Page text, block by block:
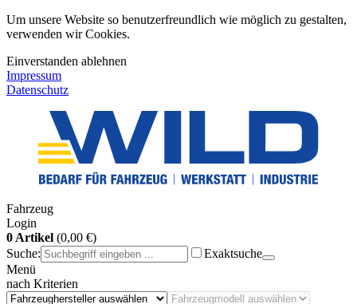
Um unsere Website so benutzerfreundlich wie möglich zu gestalten,
verwenden wir Cookies.
Einverstanden ablehnen
Impressum
Datenschutz
Fahrzeug
Login
0 Artikel (0,00 €)
Suche:
Exaktsuche
Menü
nach Kriterien